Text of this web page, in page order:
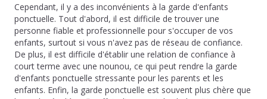
Cependant, il y a des inconvénients à la garde d'enfants
ponctuelle. Tout d'abord, il est difficile de trouver une
personne fiable et professionnelle pour s'occuper de vos
enfants, surtout si vous n'avez pas de réseau de confiance.
De plus, il est difficile d'établir une relation de confiance à
court terme avec une nounou, ce qui peut rendre la garde
d'enfants ponctuelle stressante pour les parents et les
enfants. Enfin, la garde ponctuelle est souvent plus chère que